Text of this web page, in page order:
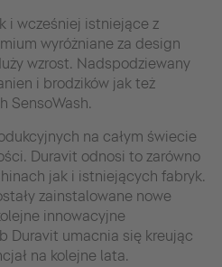
i wcześniej istniejące z
wyróżniane za design
wzrost. Nadspodziewany
i brodzików jak też
SensoWash.
na całym świecie
Duravit odnosi to zarówno
jak i istniejących fabryk.
zainstalowane nowe
innowacyjne
Duravit umacnia się kreując
na kolejne lata.